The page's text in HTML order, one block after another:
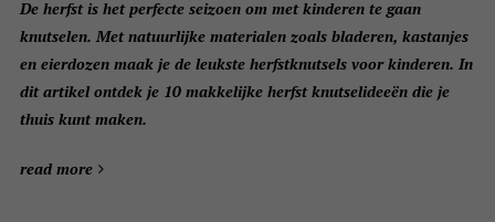
De herfst is het perfecte seizoen om met kinderen te gaan
knutselen. Met natuurlijke materialen zoals bladeren, kastanjes
en eierdozen maak je de leukste herfstknutsels voor kinderen. In
dit artikel ontdek je 10 makkelijke herfst knutselideeën die je
thuis kunt maken.
read more